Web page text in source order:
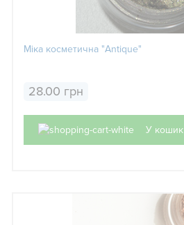
Міка косметична "Antique"
28.00 грн
У кошик